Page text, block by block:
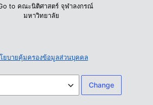
to คณะนิติศาสตร์ จุฬาลงกรณ์
มหาวิทยาลัย
ยบายคุ้มครองข้อมูลส่วนบุคคล